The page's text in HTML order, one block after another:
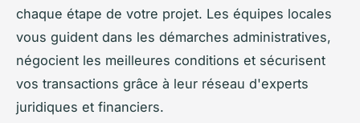
chaque étape de votre projet. Les équipes locales
vous guident dans les démarches administratives,
négocient les meilleures conditions et sécurisent
vos transactions grâce à leur réseau d'experts
juridiques et financiers.